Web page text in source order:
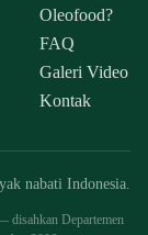
Oleofood?
FAQ
Galeri Video
Kontak
nabati Indonesia.
disahkan Departemen